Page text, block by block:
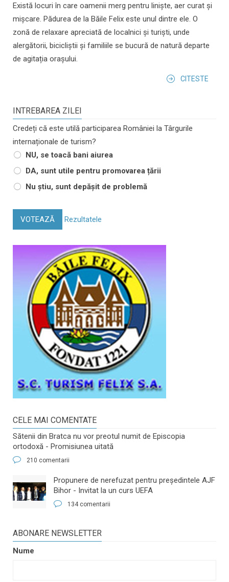
Există locuri în care oamenii merg pentru liniște, aer curat și
mișcare. Pădurea de la Băile Felix este unul dintre ele. O
zonă de relaxare apreciată de localnici și turiști, unde
alergătorii, bicicliștii și familiile se bucură de natură departe
de agitația orașului.
CITESTE
INTREBAREA ZILEI
Credeți că este utilă participarea României la Târgurile
internaționale de turism?
NU, se toacă bani aiurea
DA, sunt utile pentru promovarea țării
Nu știu, sunt depășit de problemă
VOTEAZĂ Rezultatele
CELE MAI COMENTATE
Sătenii din Bratca nu vor preotul numit de Episcopia
ortodoxă - Promisiunea uitată
210 comentarii
​Propunere de nerefuzat pentru preşedintele AJF
Bihor - Invitat la un curs UEFA
134 comentarii
ABONARE NEWSLETTER
Nume